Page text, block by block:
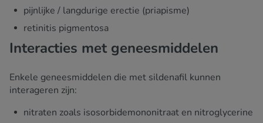
pijnlijke / langdurige erectie (priapisme)
retinitis pigmentosa
Interacties met geneesmiddelen
Enkele geneesmiddelen die met sildenafil kunnen
interageren zijn:
nitraten zoals isosorbidemononitraat en nitroglycerine